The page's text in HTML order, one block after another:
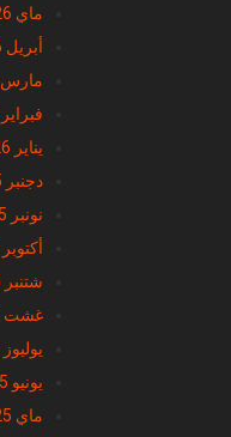
ماي 2026
أبريل 2026
مارس 2026
فبراير 2026
يناير 2026
دجنبر 2025
نونبر 2025
أكتوبر 2025
شتنبر 2025
غشت 2025
يوليوز 2025
يونيو 2025
ماي 2025